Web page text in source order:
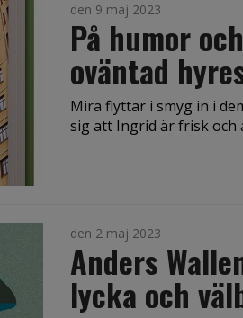
den 9 maj 2023
På humor
oväntad
Mira flyttar i smyg in i
sig att Ingrid är frisk och
den 2 maj 2023
Anders
lycka och